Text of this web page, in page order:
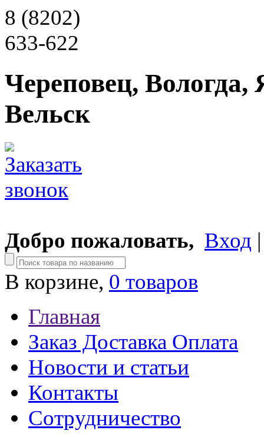
8 (8202)
633-622
Череповец, Вологда,
Вельск
Добро пожаловать, Вход
В корзине, 0 товаров
Главная
Заказ Доставка Оплата
Новости и статьи
Контакты
Сотрудничество